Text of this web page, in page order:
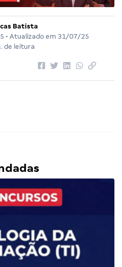
Batista
• Atualizado em 31/07/25
de leitura